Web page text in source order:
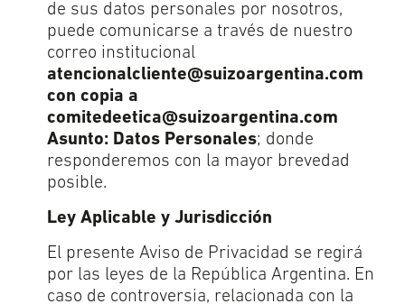
de sus datos personales por nosotros,
puede comunicarse a través de nuestro
correo institucional
atencionalcliente@suizoargentina.com
con copia a
comitedeetica@suizoargentina.com
Asunto: Datos Personales; donde
responderemos con la mayor brevedad
posible.
Ley Aplicable y Jurisdicción
El presente Aviso de Privacidad se regirá
por las leyes de la República Argentina. En
caso de controversia, relacionada con la